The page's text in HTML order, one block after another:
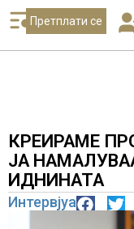
Претплати се
КРЕИРАМЕ
ЈА
ИДНИНАТА
Интервјуа